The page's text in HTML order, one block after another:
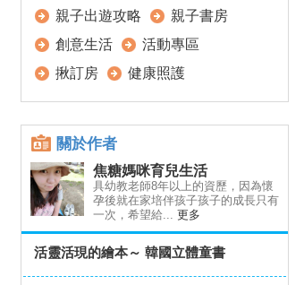
親子出遊攻略
親子書房
創意生活
活動專區
揪訂房
健康照護
關於作者
焦糖媽咪育兒生活
具幼教老師8年以上的資歷，因為懷
孕後就在家培伴孩子孩子的成長只有
一次，希望給... 更多
活靈活現的繪本～ 韓國立體童書